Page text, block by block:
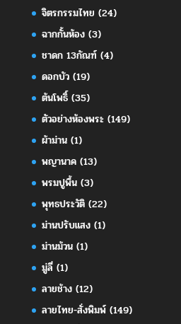
จิตรกรรมไทย (24)
ฉากกั้นห้อง(3)
ชาดก 13กัณฑ์(4)
ดอกบัว(19)
ต้นโพธิ์(35)
ตัวอย่างห้องพระ(149)
ผ้าม่าน(1)
พญานาค(13)
พรมปูพื้น(3)
พุทธประวัติ(22)
ม่านปรับแสง(1)
ม่านม้วน(1)
มู่ลี่(1)
ลายช้าง(12)
ลายไทย-สั่งพิมพ์(149)